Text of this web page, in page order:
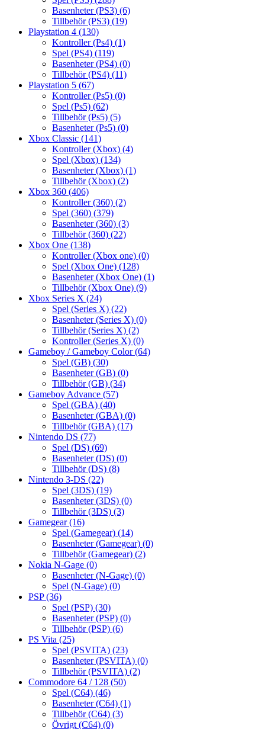
Basenheter (PS3) (6)
Tillbehör (PS3) (19)
Playstation 4 (130)
Kontroller (Ps4) (1)
Spel (PS4) (119)
Basenheter (PS4) (0)
Tillbehör (PS4) (11)
Playstation 5 (67)
Kontroller (Ps5) (0)
Spel (Ps5) (62)
Tillbehör (Ps5) (5)
Basenheter (Ps5) (0)
Xbox Classic (141)
Kontroller (Xbox) (4)
Spel (Xbox) (134)
Basenheter (Xbox) (1)
Tillbehör (Xbox) (2)
Xbox 360 (406)
Kontroller (360) (2)
Spel (360) (379)
Basenheter (360) (3)
Tillbehör (360) (22)
Xbox One (138)
Kontroller (Xbox one) (0)
Spel (Xbox One) (128)
Basenheter (Xbox One) (1)
Tillbehör (Xbox One) (9)
Xbox Series X (24)
Spel (Series X) (22)
Basenheter (Series X) (0)
Tillbehör (Series X) (2)
Kontroller (Series X) (0)
Gameboy / Gameboy Color(64)
Spel (GB) (30)
Basenheter (GB) (0)
Tillbehör (GB) (34)
Gameboy Advance (57)
Spel (GBA) (40)
Basenheter (GBA) (0)
Tillbehör (GBA) (17)
Nintendo DS (77)
Spel (DS) (69)
Basenheter (DS) (0)
Tillbehör (DS) (8)
Nintendo 3-DS (22)
Spel (3DS) (19)
Basenheter (3DS) (0)
Tillbehör (3DS) (3)
Gamegear(16)
Spel (Gamegear) (14)
Basenheter (Gamegear) (0)
Tillbehör (Gamegear) (2)
Nokia N-Gage (0)
Basenheter (N-Gage) (0)
Spel (N-Gage) (0)
PSP(36)
Spel (PSP) (30)
Basenheter (PSP) (0)
Tillbehör (PSP) (6)
PS Vita (25)
Spel (PSVITA) (23)
Basenheter (PSVITA) (0)
Tillbehör (PSVITA) (2)
Commodore 64 / 128 (50)
Spel (C64) (46)
Basenheter (C64) (1)
Tillbehör (C64) (3)
Övrigt (C64) (0)